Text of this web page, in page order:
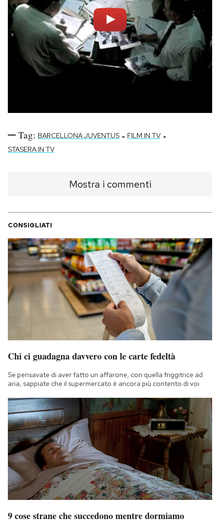
Tag: BARCELLONA JUVENTUS - FILM IN TV -
STASERA IN TV
Mostra i commenti
CONSIGLIATI
Chi ci guadagna davvero con le carte fedeltà
Se pensavate di aver fatto un affarone, con quella friggitrice ad
aria, sappiate che il supermercato è ancora più contento di voi
9 cose strane che succedono mentre dormiamo